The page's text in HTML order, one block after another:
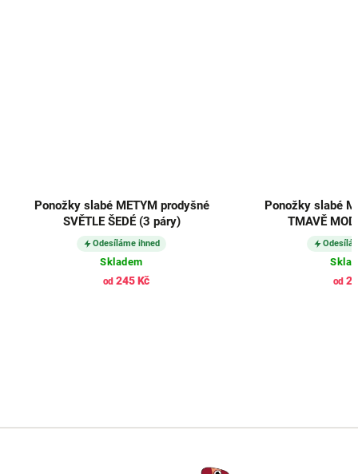
Ponožky slabé METYM prodyšné
SVĚTLE ŠEDÉ (3 páry)
Odesíláme ihned
Skladem
od 245 Kč
Ponožky slabé
TMAVĚ
od